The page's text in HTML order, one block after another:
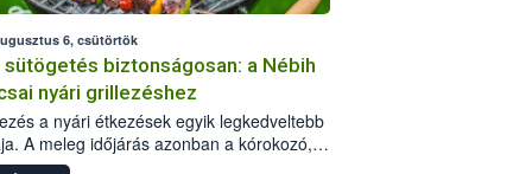
6, csütörtök
sütögetés biztonságosan: a Nébih
nyári grillezéshez
a nyári étkezések egyik legkedveltebb
A meleg időjárás azonban a kórokozó,
okozó baktériumok gyorsabb